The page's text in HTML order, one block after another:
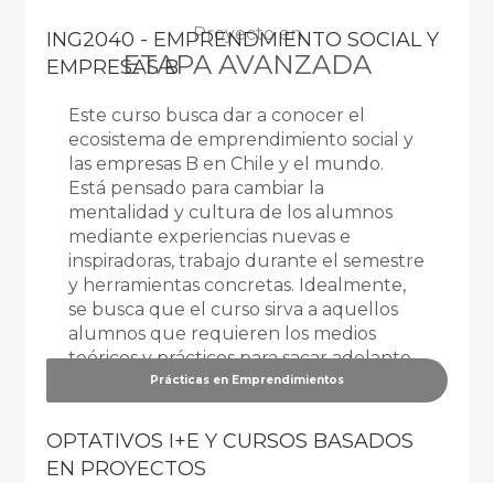
Proyecto en
ETAPA AVANZADA
Prácticas en Emprendimientos
ING2040 - EMPRENDMIENTO SOCIAL Y
EMPRESAS B
Este curso busca dar a conocer el
ecosistema de emprendimiento social y
las empresas B en Chile y el mundo.
Está pensado para cambiar la
mentalidad y cultura de los alumnos
mediante experiencias nuevas e
inspiradoras, trabajo durante el semestre
y herramientas concretas. Idealmente,
se busca que el curso sirva a aquellos
alumnos que requieren los medios
teóricos y prácticos para sacar adelante
proyectos con impacto social... Ver más
OPTATIVOS I+E Y CURSOS BASADOS
EN PROYECTOS